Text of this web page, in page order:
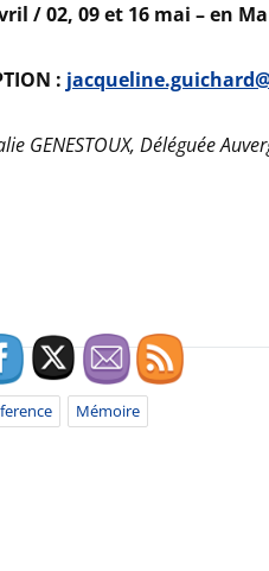
/02, 09 et 16 mai – en
:
GENESTOUX, Déléguée
Mémoire